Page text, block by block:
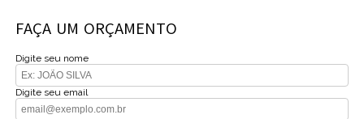
FAÇA UM ORÇAMENTO
Digite seu nome
Digite seu email